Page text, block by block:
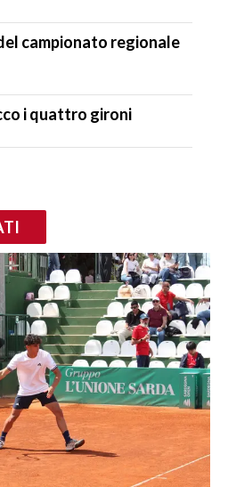
campionato regionale
i quattro gironi